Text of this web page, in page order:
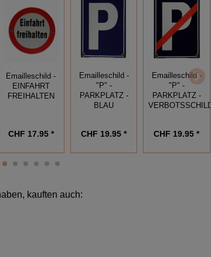
Emailleschild -
EINFAHRT
FREIHALTEN
CHF 17.95 *
Emailleschild -
"P" -
PARKPLATZ -
BLAU
CHF 19.95 *
Emailleschild -
"P" -
PARKPLATZ -
VERBOTSSCHILD
CHF 19.95 *
kauften auch: